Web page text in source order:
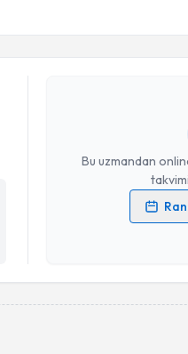
Bu uzmandan
Kişisel verilerimin
Randevu Takvimi